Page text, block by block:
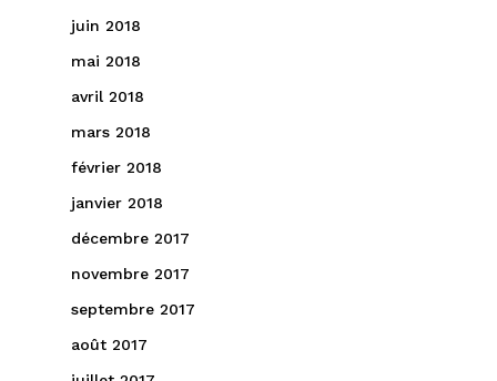
juin 2018
mai 2018
avril 2018
mars 2018
février 2018
janvier 2018
décembre 2017
novembre 2017
septembre 2017
août 2017